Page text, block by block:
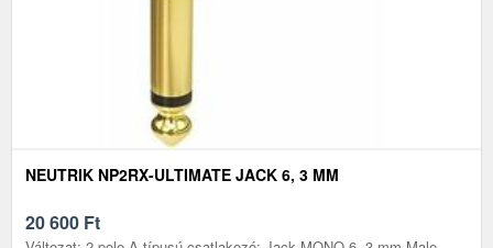
NEUTRIK NP2RX-ULTIMATE JACK 6, 3 MM
20 600 Ft